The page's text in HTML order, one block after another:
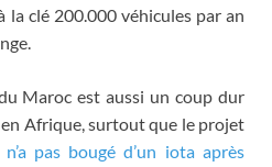
la clé 200.000 véhicules par an
Maroc est aussi un coup dur
Afrique, surtout que le projet
pas bougé d’un iota après